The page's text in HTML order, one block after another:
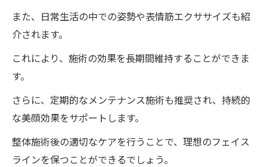
また、日常生活の中での姿勢や表情筋エクササイズも紹
介されます。
これにより、施術の効果を長期間維持することができま
す。
さらに、定期的なメンテナンス施術も推奨され、持続的
な美顔効果をサポートします。
整体施術後の適切なケアを行うことで、理想のフェイス
ラインを保つことができるでしょう。